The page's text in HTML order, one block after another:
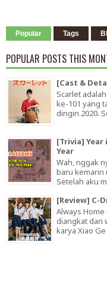
Popular Tags
POPULAR POSTS THIS
[Cast &
Scarlet
ke-101 yang
dingin 2020.
[Trivia] Year
Year
Wah, nggak
baru kemarin
Setelah aku
[Review] C-
Always Home
diangkat dari
karya Xiao